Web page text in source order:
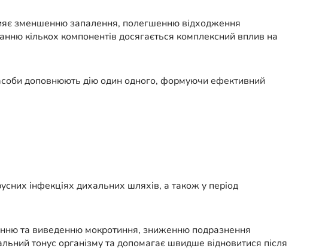
зменшенню запалення, полегшенню відходження
кількох компонентів досягається комплексний вплив на
доповнюють дію один одного, формуючи ефективний
інфекціях дихальних шляхів, а також у період
та виведенню мокротиння, зниженню подразнення
тонус організму та допомагає швидше відновитися після